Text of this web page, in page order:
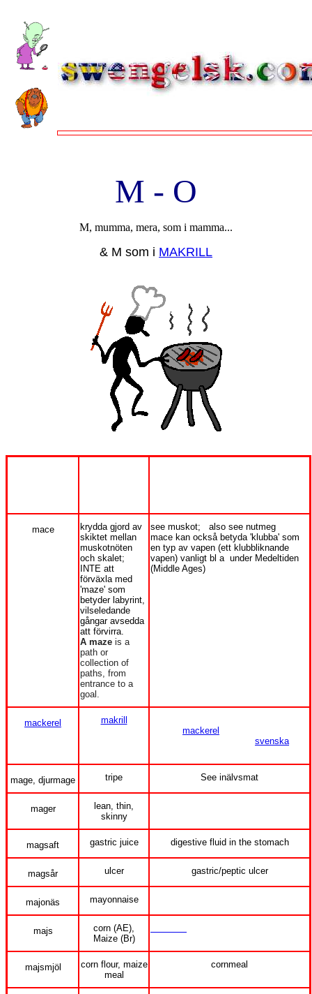
M - O
M, mumma, mera, som i mamma...
& M som i MAKRILL
mace
krydda gjord av
skiktet mellan
muskotnöten
och skalet;
INTE att
förväxla med
'maze' som
betyder labyrint,
vilseledande
gångar avsedda
att förvirra.
A maze is a
path or
collection of
paths, from
entrance to a
goal.
see muskot; also see nutmeg
mace kan också betyda 'klubba' som
en typ av vapen (ett klubbliknande
vapen) vanligt bl a under Medeltiden
(Middle Ages)
mackerel
makrill
mackerel
svenska
mage, djurmage tripe See inälvsmat
mager
lean, thin,
skinny
magsaft gastric juice digestive fluid in the stomach
magsår ulcer gastric/peptic ulcer
majonäs mayonnaise
majs
corn (AE),
Maize (Br)
majsmjöl
corn flour, maize
meal
cornmeal